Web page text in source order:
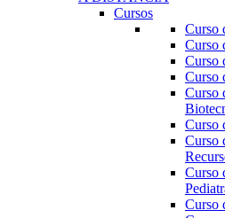
Cursos
Curso
Curso
Curso
Curso
Curso
Curso
Curso
Curso
Curso